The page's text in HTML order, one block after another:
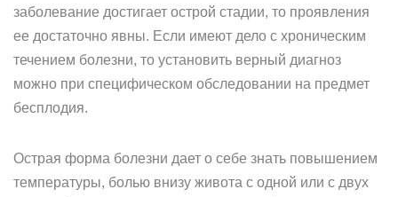
заболевание достигает острой стадии, то проявления
ее достаточно явны. Если имеют дело с хроническим
течением болезни, то установить верный диагноз
можно при специфическом обследовании на предмет
бесплодия.
Острая форма болезни дает о себе знать повышением
температуры, болью внизу живота с одной или с двух